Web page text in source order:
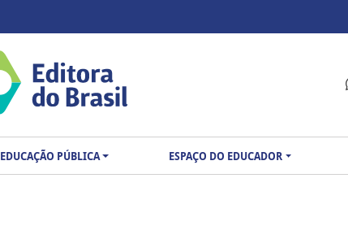
EDUCAÇÃO PÚBLICA ESPAÇO DO EDUCADOR